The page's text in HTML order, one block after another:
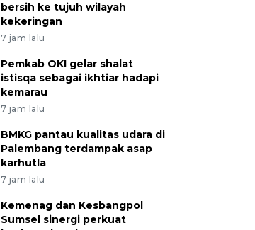
bersih ke tujuh wilayah
kekeringan
7 jam lalu
Pemkab OKI gelar shalat
istisqa sebagai ikhtiar hadapi
kemarau
7 jam lalu
BMKG pantau kualitas udara di
Palembang terdampak asap
karhutla
7 jam lalu
Kemenag dan Kesbangpol
Sumsel sinergi perkuat